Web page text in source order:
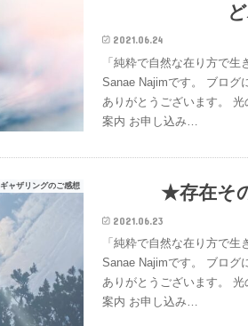
2021.06.24
「純粋で自然な在り方で
Sanae Najimです。 ブログ
ありがとうございます。
案内 お申し込み…
ギャザリングのご感想 ★存在そ
2021.06.23
「純粋で自然な在り方で
Sanae Najimです。 ブログ
ありがとうございます。
案内 お申し込み…